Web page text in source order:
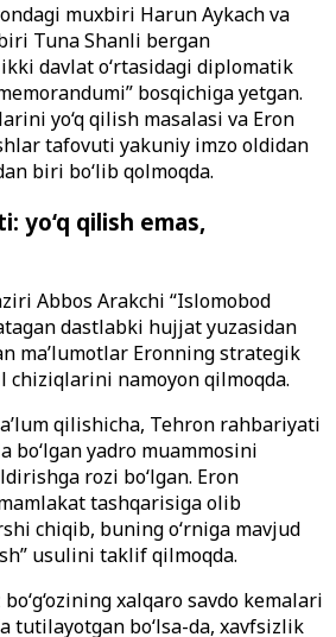
muxbiri Harun Aykach va
Tuna Shanli bergan
ikki davlat o‘rtasidagi diplomatik
bosqichiga yetgan.
yo‘q qilish masalasi va Eron
tafovuti yakuniy imzo oldidan
biri bo‘lib qolmoqda.
yo‘q qilish emas,
Abbos Arakchi “Islomobod
dastlabki hujjat yuzasidan
ma’lumotlar Eronning strategik
chiziqlarini namoyon qilmoqda.
qilishicha, Tehron rahbariyati
bo‘lgan yadro muammosini
rozi bo‘lgan. Eron
tashqarisiga olib
chiqib, buning o‘rniga mavjud
usulini taklif qilmoqda.
xalqaro savdo kemalari
tutilayotgan bo‘lsa-da, xavfsizlik